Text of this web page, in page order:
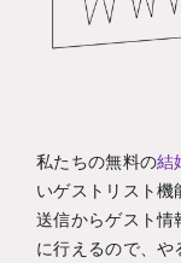
私たちの無料の結
いゲストリスト
送信からゲスト情
に行えるので、や